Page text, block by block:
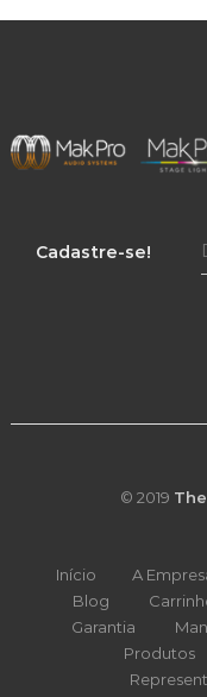
Cadastre-se!
© 2019
Início A
Blog
Garantia
Produtos